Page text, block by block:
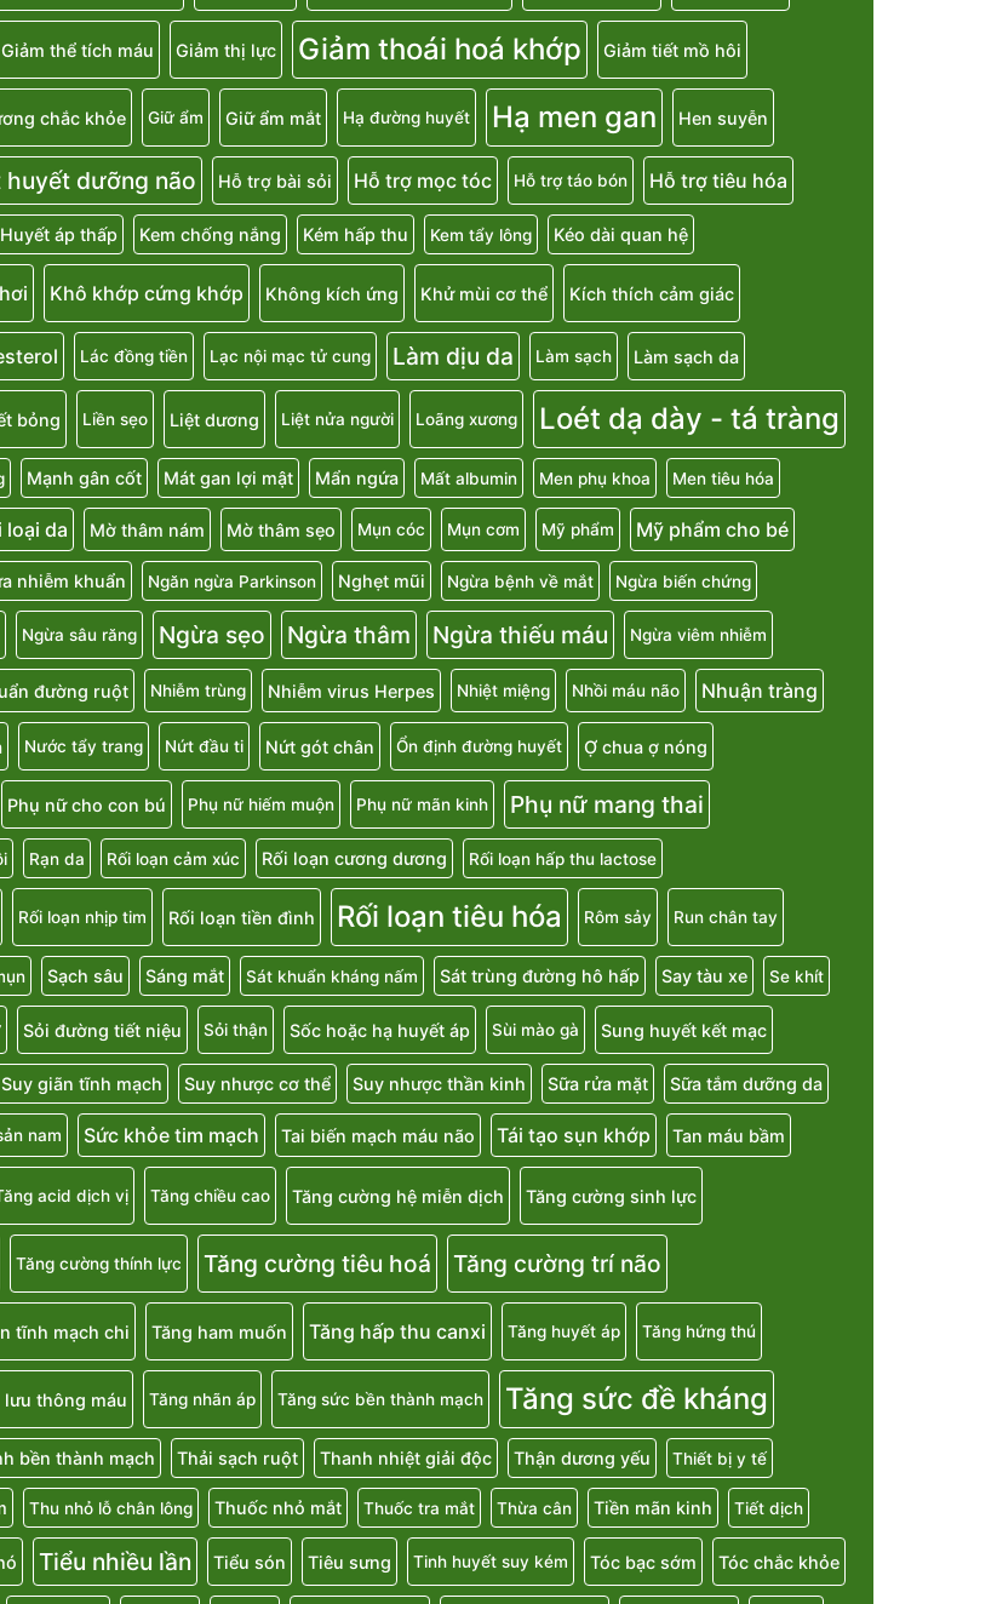
Giảm thể tích máu Giảm thị lực Giảm thoái hoá khớp Giảm tiết mồ hôi
chắc khỏe Giữ ẩm Giữ ẩm mắt Hạ đường huyết Hạ men gan Hen suyễn
huyết dưỡng não Hỗ trợ bài sỏi Hỗ trợ mọc tóc Hỗ trợ táo bón Hỗ trợ tiêu hóa
Huyết áp thấp Kem chống nắng Kém hấp thu Kem tẩy lông Kéo dài quan hệ
Khô khớp cứng khớp Không kích ứng Khử mùi cơ thể Kích thích cảm giác
Lác đồng tiền Lạc nội mạc tử cung Làm dịu da Làm sạch Làm sạch da
bỏng Liền sẹo Liệt dương Liệt nửa người Loãng xương Loét dạ dày - tá tràng
Mạnh gân cốt Mát gan lợi mật Mẩn ngứa Mất albumin Men phụ khoa Men tiêu hóa
loại da Mờ thâm nám Mờ thâm sẹo Mụn cóc Mụn cơm Mỹ phẩm Mỹ phẩm cho bé
nhiễm khuẩn Ngăn ngừa Parkinson Nghẹt mũi Ngừa bệnh về mắt Ngừa biến chứng
Ngừa sâu răng Ngừa sẹo Ngừa thâm Ngừa thiếu máu Ngừa viêm nhiễm
đường ruột Nhiễm trùng Nhiễm virus Herpes Nhiệt miệng Nhồi máu não Nhuận tràng
Nước tẩy trang Nứt đầu ti Nứt gót chân Ổn định đường huyết Ợ chua ợ nóng
Phụ nữ cho con bú Phụ nữ hiếm muộn Phụ nữ mãn kinh Phụ nữ mang thai
Rạn da Rối loạn cảm xúc Rối loạn cương dương Rối loạn hấp thu lactose
Rối loạn nhịp tim Rối loạn tiền đình Rối loạn tiêu hóa Rôm sảy Run chân tay
Sạch sâu Sáng mắt Sát khuẩn kháng nấm Sát trùng đường hô hấp Say tàu xe Se khít
Sỏi đường tiết niệu Sỏi thận Sốc hoặc hạ huyết áp Sùi mào gà Sung huyết kết mạc
Suy giãn tĩnh mạch Suy nhược cơ thể Suy nhược thần kinh Sữa rửa mặt Sữa tắm dưỡng da
nam Sức khỏe tim mạch Tai biến mạch máu não Tái tạo sụn khớp Tan máu bầm
acid dịch vị Tăng chiều cao Tăng cường hệ miễn dịch Tăng cường sinh lực
Tăng cường thính lực Tăng cường tiêu hoá Tăng cường trí não
tĩnh mạch chi Tăng ham muốn Tăng hấp thu canxi Tăng huyết áp Tăng hứng thú
lưu thông máu Tăng nhãn áp Tăng sức bền thành mạch Tăng sức đề kháng
bền thành mạch Thải sạch ruột Thanh nhiệt giải độc Thận dương yếu Thiết bị y tế
Thu nhỏ lỗ chân lông Thuốc nhỏ mắt Thuốc tra mắt Thừa cân Tiền mãn kinh Tiết dịch
Tiểu nhiều lần Tiểu són Tiêu sưng Tinh huyết suy kém Tóc bạc sớm Tóc chắc khỏe